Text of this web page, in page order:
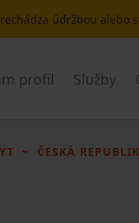
údržbou
profil Služby
ČESKÁ